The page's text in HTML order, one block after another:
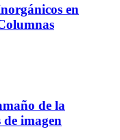
en
de la
imagen